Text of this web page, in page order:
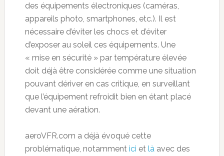
des équipements électroniques (caméras,
appareils photo, smartphones, etc.). Il est
nécessaire d’éviter les chocs et d’éviter
d’exposer au soleil ces équipements. Une
« mise en sécurité » par température élevée
doit déjà être considérée comme une situation
pouvant dériver en cas critique, en surveillant
que l’équipement refroidit bien en étant placé
devant une aération.
aeroVFR.com a déjà évoqué cette
problématique, notamment ici et là avec des